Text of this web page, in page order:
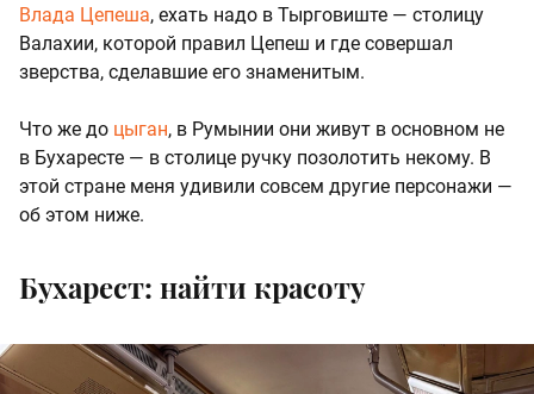
Влада Цепеша, ехать надо в Тырговиште — столицу
Валахии, которой правил Цепеш и где совершал
зверства, сделавшие его знаменитым.
Что же до цыган, в Румынии они живут в основном не
в Бухаресте — в столице ручку позолотить некому. В
этой стране меня удивили совсем другие персонажи —
об этом ниже.
Бухарест: найти красоту